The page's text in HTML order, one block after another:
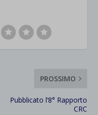
PROSSIMO
Pubblicato l’8° Rapporto
CRC